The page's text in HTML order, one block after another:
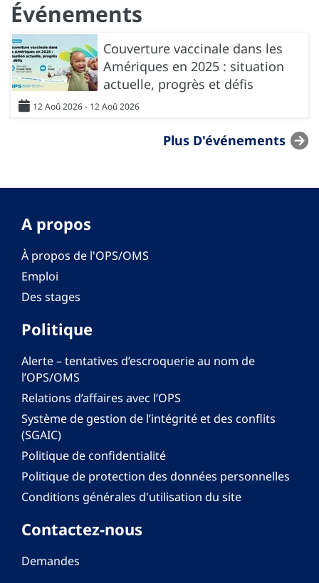
Événements
Couverture vaccinale dans les
Amériques en 2025 : situation
actuelle, progrès et défis
12 Aoû 2026 - 12 Aoû 2026
Plus D'événements
A propos
À propos de l'OPS/OMS
Emploi
Des stages
Politique
Alerte – tentatives d’escroquerie au nom de
l’OPS/OMS
Relations d’affaires avec l’OPS
Système de gestion de l’intégrité et des conflits
(SGAIC)
Politique de confidentialité
Politique de protection des données personnelles
Conditions générales d'utilisation du site
Contactez-nous
Demandes